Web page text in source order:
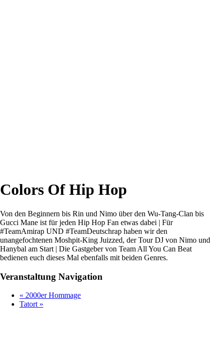
Colors Of Hip Hop
Von den Beginnern bis Rin und Nimo über den Wu-Tang-Clan bis
Gucci Mane ist für jeden Hip Hop Fan etwas dabei | Für
#TeamAmirap UND #TeamDeutschrap haben wir den
unangefochtenen Moshpit-King Juizzed, der Tour DJ von Nimo und
Hanybal am Start | Die Gastgeber von Team All You Can Beat
bedienen euch dieses Mal ebenfalls mit beiden Genres.
Veranstaltung Navigation
« 2000er Hommage
Tatort »